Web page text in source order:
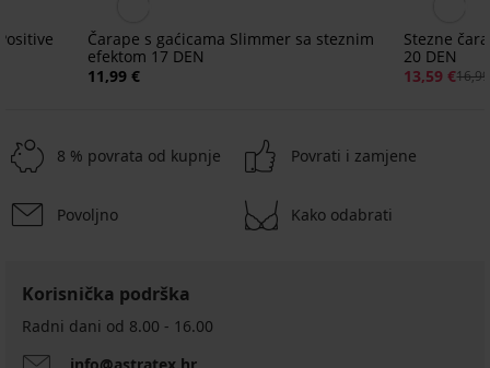
Čarape s gaćicama Slimmer sa steznim
efektom 17 DEN
11,99 €
Stezne
20 DEN
13,59 €
8 % povrata od kupnje Povrati i zamjene
Povoljno Kako odabrati
Korisnička podrška
Radni dani od 8.00 - 16.00
info@astratex.hr